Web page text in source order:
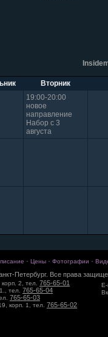
Вторник
19:00-20:00
новое
направление
Набор с 3
августа
· Цены · Фотографии ·
Петербург. Все права
2, тел. 765-65-01
тел. 765-65-04
765-65-03
корп. 1, тел. 765-65-02